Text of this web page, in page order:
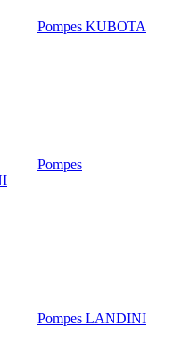
Pompes KUBOTA
Pompes
Pompes LANDINI